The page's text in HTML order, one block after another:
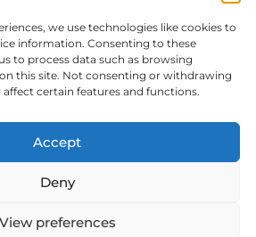
we use technologies like cookies to
information. Consenting to these
to process data such as browsing
this site. Not consenting or withdrawing
certain features and functions.
Accept
Deny
View preferences
20. Astillero. 39610 Cantabria
de 8:30 a 13:00 y de 15:00 a